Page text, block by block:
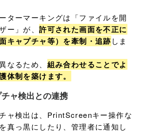
ターマーキングは「ファイルを開
ー」が、許可された画面を不正に
キャプチャ等）を牽制・追跡 しま
なるため、 組み合わせることでよ
体制を築けます。
ャ検出との連携
ャ検出は、PrintScreenキー操作な
真っ黒にしたり、管理者に通知し